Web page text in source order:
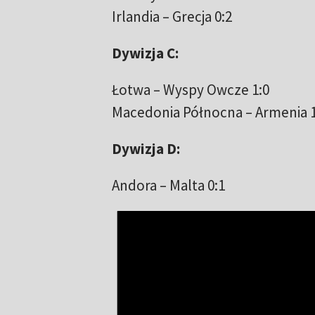
Irlandia – Grecja 0:2
Dywizja C:
Łotwa – Wyspy Owcze 1:0
Macedonia Północna – Armenia
Dywizja D:
Andora – Malta 0:1